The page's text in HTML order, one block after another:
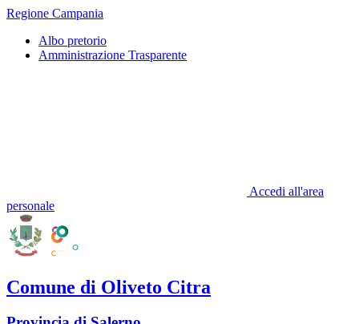
Regione Campania
Albo pretorio
Amministrazione Trasparente
Accedi all'area
personale
Comune di Oliveto Citra